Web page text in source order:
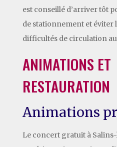
est conseillé d’arriver tôt
de stationnement et éviter
difficultés de circulation
ANIMATIONS ET
RESTAURATION
Animations
Le concert gratuit à